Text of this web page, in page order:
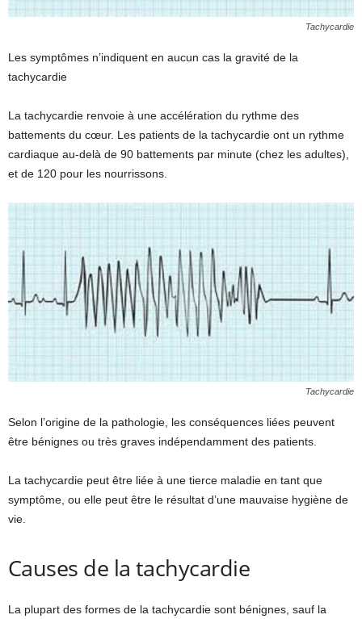
Tachycardie
Les symptômes n’indiquent en aucun cas la gravité de la
tachycardie
La tachycardie renvoie à une accélération du rythme des
battements du cœur. Les patients de la tachycardie ont un rythme
cardiaque au-delà de 90 battements par minute (chez les adultes),
et de 120 pour les nourrissons.
Tachycardie
Selon l’origine de la pathologie, les conséquences liées peuvent
être bénignes ou très graves indépendamment des patients.
La tachycardie peut être liée à une tierce maladie en tant que
symptôme, ou elle peut être le résultat d’une mauvaise hygiène de
vie.
Causes de la tachycardie
La plupart des formes de la tachycardie sont bénignes, sauf la